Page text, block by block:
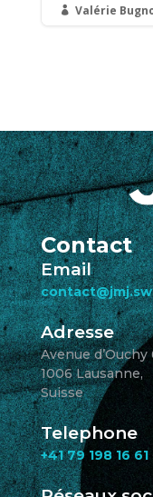
 Valérie
Contact
Email
Adresse
Avenue d’Ouchy
1006 Lausanne,
Suisse
Telephone
+41 79 198 16 61